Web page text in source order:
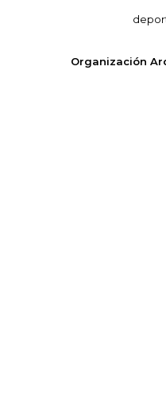
Organización